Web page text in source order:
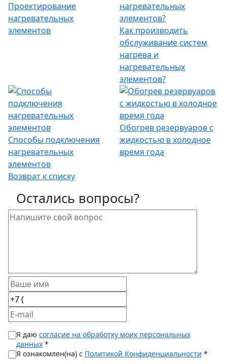
Проектирование
нагревательных
элементов
Как производить
обслуживание систем
нагрева и
нагревательных
элементов?
Способы подключения
нагревательных
элементов
Обогрев резервуаров с
жидкостью в холодное
время года
Возврат к списку
Остались вопросы?
Я даю согласие на обработку моих персональных
данных*
Я ознакомлен(на) с Политикой Конфиденциальности *